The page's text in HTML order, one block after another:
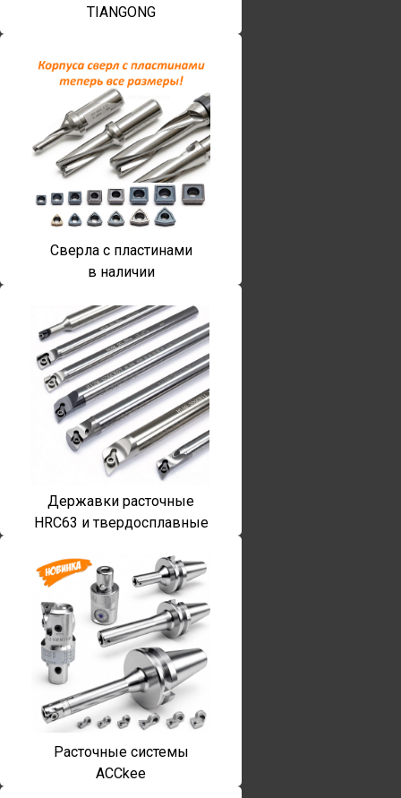
TIANGONG
Сверла с пластинами
в наличии
Державки расточные
HRC63 и твердосплавные
Расточные системы
ACCkee